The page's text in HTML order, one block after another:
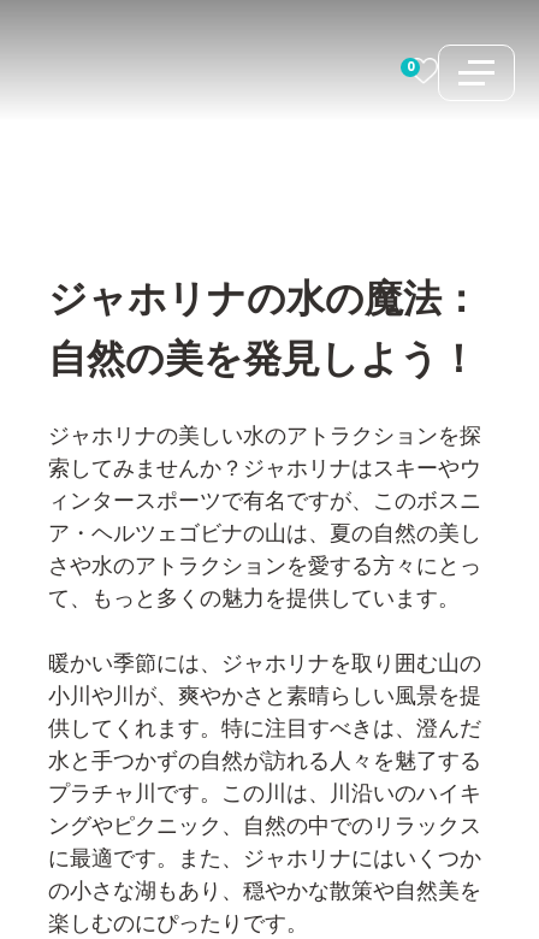
0
ジャホリナの水の魔法：
自然の美を発見しよう！
ジャホリナの美しい水のアトラクションを探
索してみませんか？ジャホリナはスキーやウ
ィンタースポーツで有名ですが、このボスニ
ア・ヘルツェゴビナの山は、夏の自然の美し
さや水のアトラクションを愛する方々にとっ
て、もっと多くの魅力を提供しています。
暖かい季節には、ジャホリナを取り囲む山の
小川や川が、爽やかさと素晴らしい風景を提
供してくれます。特に注目すべきは、澄んだ
水と手つかずの自然が訪れる人々を魅了する
プラチャ川です。この川は、川沿いのハイキ
ングやピクニック、自然の中でのリラックス
に最適です。また、ジャホリナにはいくつか
の小さな湖もあり、穏やかな散策や自然美を
楽しむのにぴったりです。